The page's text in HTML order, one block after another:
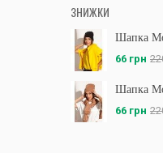
ЗНИЖКИ
Шапка
66 грн
Шапка
66 грн